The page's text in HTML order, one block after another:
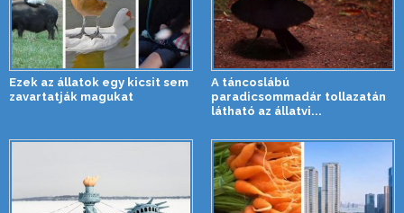
Ezek az állatok egy kicsit sem
zavartatják magukat
A táncoslábú
paradicsommadár tollazatán
látható az állatvi...